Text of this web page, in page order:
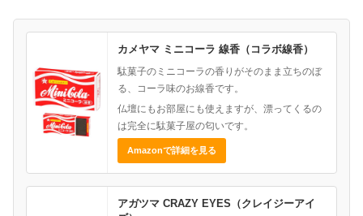
カメヤマ ミニコーラ 線香（コラボ線香）
駄菓子のミニコーラの香りがそのまま立ちのぼ
る、コーラ味のお線香です。
仏壇にもお部屋にも使えますが、漂ってくるの
は完全に駄菓子屋の匂いです。
Amazonで詳細を見る
アガツマ CRAZY EYES（クレイジーアイ